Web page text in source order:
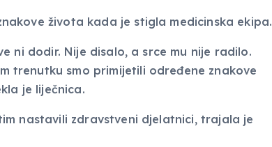
života kada je stigla medicinska ekipa.
ni dodir. Nije disalo, a srce mu nije radilo.
trenutku smo primijetili određene znakove
je liječnica.
nastavili zdravstveni djelatnici, trajala je